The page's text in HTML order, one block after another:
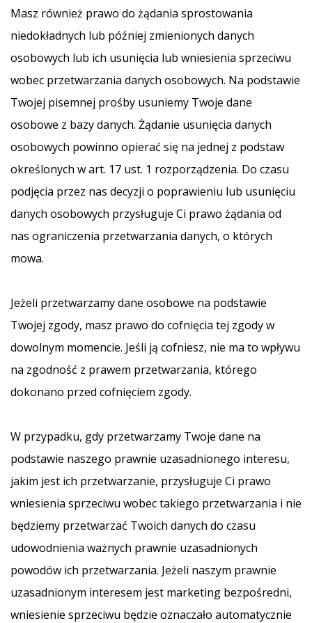
Masz również prawo do żądania sprostowania
niedokładnych lub później zmienionych danych
osobowych lub ich usunięcia lub wniesienia sprzeciwu
wobec przetwarzania danych osobowych. Na podstawie
Twojej pisemnej prośby usuniemy Twoje dane
osobowe z bazy danych. Żądanie usunięcia danych
osobowych powinno opierać się na jednej z podstaw
określonych w art. 17 ust. 1 rozporządzenia. Do czasu
podjęcia przez nas decyzji o poprawieniu lub usunięciu
danych osobowych przysługuje Ci prawo żądania od
nas ograniczenia przetwarzania danych, o których
mowa.
Jeżeli przetwarzamy dane osobowe na podstawie
Twojej zgody, masz prawo do cofnięcia tej zgody w
dowolnym momencie. Jeśli ją cofniesz, nie ma to wpływu
na zgodność z prawem przetwarzania, którego
dokonano przed cofnięciem zgody.
W przypadku, gdy przetwarzamy Twoje dane na
podstawie naszego prawnie uzasadnionego interesu,
jakim jest ich przetwarzanie, przysługuje Ci prawo
wniesienia sprzeciwu wobec takiego przetwarzania i nie
będziemy przetwarzać Twoich danych do czasu
udowodnienia ważnych prawnie uzasadnionych
powodów ich przetwarzania. Jeżeli naszym prawnie
uzasadnionym interesem jest marketing bezpośredni,
wniesienie sprzeciwu będzie oznaczało automatycznie